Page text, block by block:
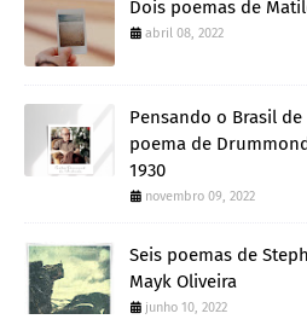
Dois poemas de
abril 08, 2022
Pensando o Brasil
poema de
1930
novembro 09, 2022
Seis poemas de
Mayk Oliveira
junho 10, 2022